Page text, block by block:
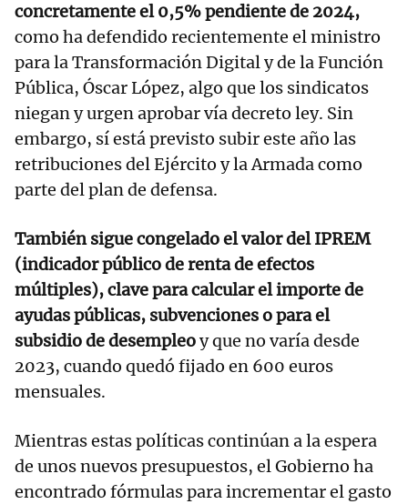
concretamente el 0,5% pendiente de 2024,
como ha defendido recientemente el ministro
para la Transformación Digital y de la Función
Pública, Óscar López, algo que los sindicatos
niegan y urgen aprobar vía decreto ley. Sin
embargo, sí está previsto subir este año las
retribuciones del Ejército y la Armada como
parte del plan de defensa.
También sigue congelado el valor del IPREM
(indicador público de renta de efectos
múltiples), clave para calcular el importe de
ayudas públicas, subvenciones o para el
subsidio de desempleoy que no varía desde
2023, cuando quedó fijado en 600 euros
mensuales.
Mientras estas políticas continúan a la espera
de unos nuevos presupuestos, el Gobierno ha
encontrado fórmulas para incrementar el gasto